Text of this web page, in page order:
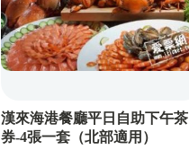
北部SPA
漢來海港餐廳平日自助下午茶
券-4張一套（北部適用）